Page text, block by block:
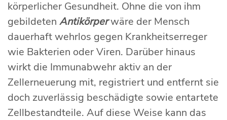
körperlicher Gesundheit. Ohne die von ihm
gebildeten Antikörperwäre der Mensch
dauerhaft wehrlos gegen Krankheitserreger
wie Bakterien oder Viren. Darüber hinaus
wirkt die Immunabwehr aktiv an der
Zellerneuerung mit, registriert und entfernt sie
doch zuverlässig beschädigte sowie entartete
Zellbestandteile. Auf diese Weise kann das